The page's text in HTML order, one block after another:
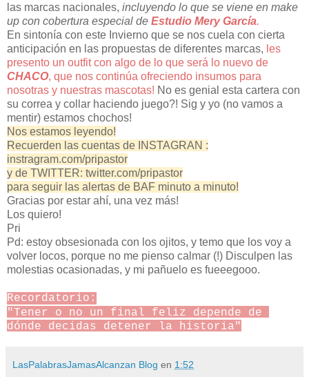
las marcas nacionales, incluyendo lo que se viene en make
up con cobertura especial de Estudio Mery García.
En sintonía con este Invierno que se nos cuela con cierta
anticipación en las propuestas de diferentes marcas, les
presento un outfit con algo de lo que será lo nuevo de
CHACO, que nos continúa ofreciendo insumos para
nosotras y nuestras mascotas! No es genial esta cartera con
su correa y collar haciendo juego?! Sig y yo (no vamos a
mentir) estamos chochos!
Nos estamos leyendo!
Recuerden las cuentas de INSTAGRAN :
instragram.com/pripastor
y de TWITTER: twitter.com/pripastor
para seguir las alertas de BAF minuto a minuto!
Gracias por estar ahí, una vez más!
Los quiero!
Pri
Pd: estoy obsesionada con los ojitos, y temo que los voy a
volver locos, porque no me pienso calmar (!) Disculpen las
molestias ocasionadas, y mi pañuelo es fueeegooo.
Recordatorio:
"Tener o no un final feliz depende de
dónde decidas detener la historia"
LasPalabrasJamasAlcanzan Blog en 1:52